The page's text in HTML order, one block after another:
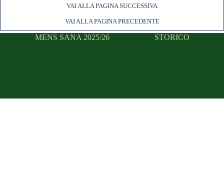
VAI ALLA PAGINA SUCCESSIVA
VAI ALLA PAGINA PRECEDENTE
MENS SANA 2025/26 STORICO